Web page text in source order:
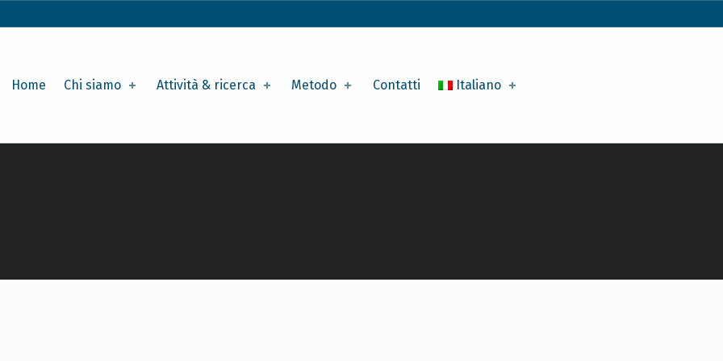
Home Chi siamo Attività & ricerca Metodo Contatti Italiano